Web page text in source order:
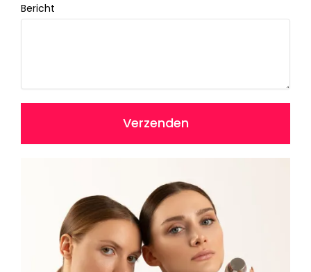
Bericht
Verzenden